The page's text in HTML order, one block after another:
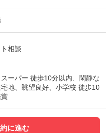
相談
ーパー 徒歩10分以内、閑静な
地、眺望良好、小学校 徒歩10
に進む